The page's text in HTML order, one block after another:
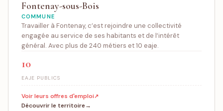
Fontenay-sous-Bois
COMMUNE
Travailler à Fontenay, c’est rejoindre une collectivité
engagée au service de ses habitants et de l’intérêt
général. Avec plus de 240 métiers et 10 eaje.
10
EAJE PUBLICS
Voir leurs offres d'emploi
Découvrir le territoire